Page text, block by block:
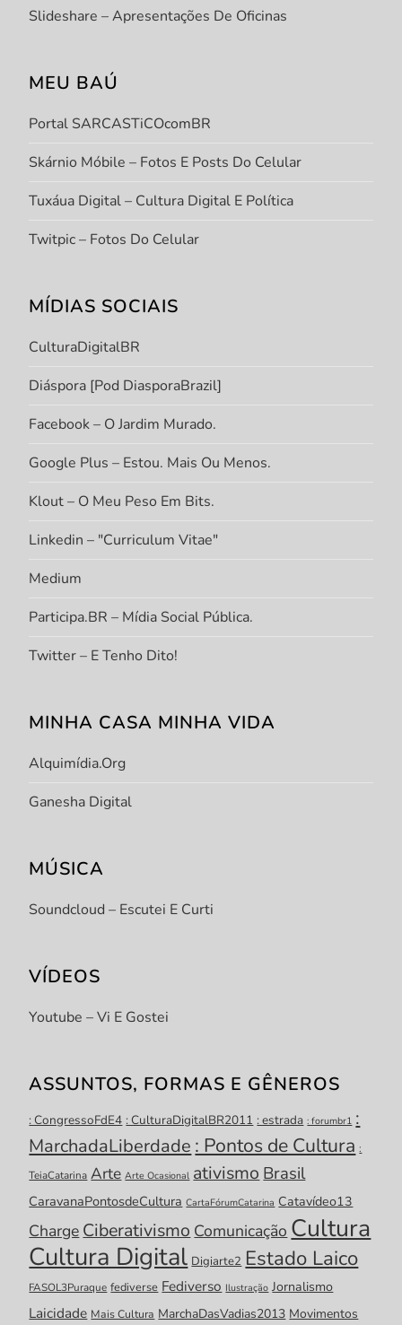
Slideshare – Apresentações De Oficinas
MEU BAÚ
Portal SARCASTiCOcomBR
Skárnio Móbile – Fotos E Posts Do Celular
Tuxáua Digital – Cultura Digital E Política
Twitpic – Fotos Do Celular
MÍDIAS SOCIAIS
CulturaDigitalBR
Diáspora [Pod DiasporaBrazil]
Facebook – O Jardim Murado.
Google Plus – Estou. Mais Ou Menos.
Klout – O Meu Peso Em Bits.
Linkedin – "Curriculum Vitae"
Medium
Participa.BR – Mídia Social Pública.
Twitter – E Tenho Dito!
MINHA CASA MINHA VIDA
Alquimídia.org
Ganesha Digital
MÚSICA
Soundcloud – Escutei E Curti
VÍDEOS
Youtube – Vi E Gostei
ASSUNTOS, FORMAS E GÊNEROS
: CongressoFdE4 : CulturaDigitalBR2011 : estrada : forumbr1 :
MarchadaLiberdade : Pontos de Cultura :
TeiaCatarina Arte Arte Ocasional ativismoBrasil
CaravanaPontosdeCultura CartaFórumCatarina Catavídeo13
ChargeCiberativismoComunicação Cultura
Cultura Digital Digiarte2 Estado Laico
FASOL3Puraque fediverse Fediverso Ilustração Jornalismo
Laicidade Mais Cultura MarchaDasVadias2013 Movimentos